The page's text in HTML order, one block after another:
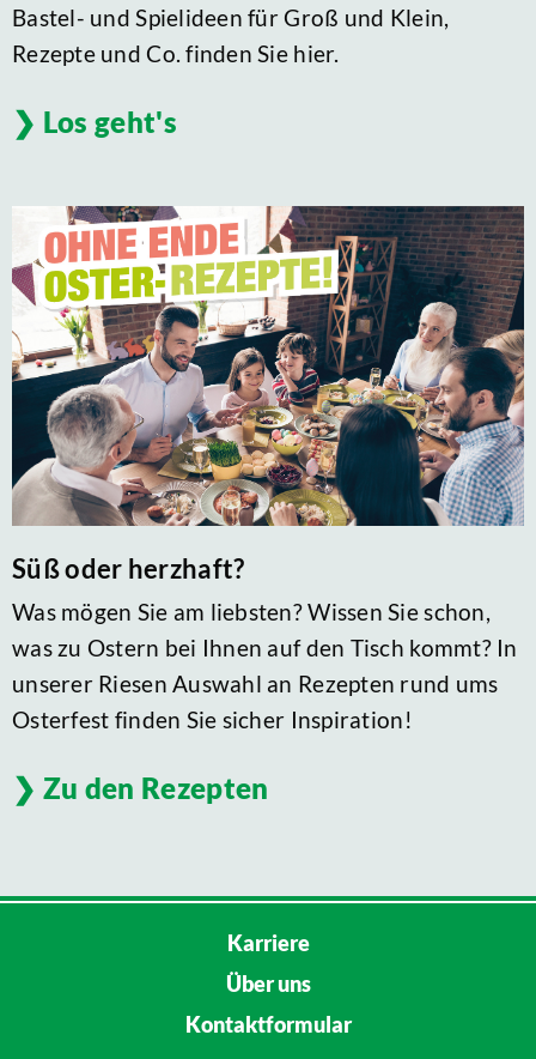
Bastel- und Spielideen für Groß und Klein,
Rezepte und Co. finden Sie hier.
Los geht's
Süß oder herzhaft?
Was mögen Sie am liebsten? Wissen Sie schon,
was zu Ostern bei Ihnen auf den Tisch kommt? In
unserer Riesen Auswahl an Rezepten rund ums
Osterfest finden Sie sicher Inspiration!
Zu den Rezepten
Karriere
Über uns
Kontaktformular